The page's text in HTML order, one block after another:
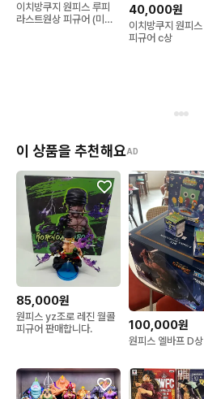
이치방쿠지 원피스 루피
라스트원상 피규어 (미개
40,000원
이치방쿠지 원피스 루피
피규어 c상
이 상품을 추천해요AD
85,000원
원피스 yz조로 레진 월콜
피규어 판매합니다.
100,000원
원피스 엘바프 D상